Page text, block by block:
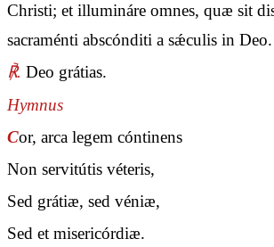
Christi; et illumináre omnes, quæ sit
sacraménti abscónditi a sǽculis in Deo.
℟. Deo grátias.
Hymnus
Cor, arca legem cóntinens
Non servitútis véteris,
Sed grátiæ, sed véniæ,
Sed et misericórdiæ.